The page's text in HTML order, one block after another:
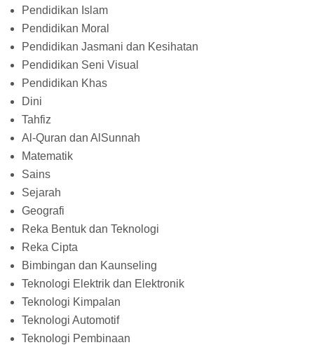
Pendidikan Islam
Pendidikan Moral
Pendidikan Jasmani dan Kesihatan
Pendidikan Seni Visual
Pendidikan Khas
Dini
Tahfiz
Al-Quran dan AlSunnah
Matematik
Sains
Sejarah
Geografi
Reka Bentuk dan Teknologi
Reka Cipta
Bimbingan dan Kaunseling
Teknologi Elektrik dan Elektronik
Teknologi Kimpalan
Teknologi Automotif
Teknologi Pembinaan